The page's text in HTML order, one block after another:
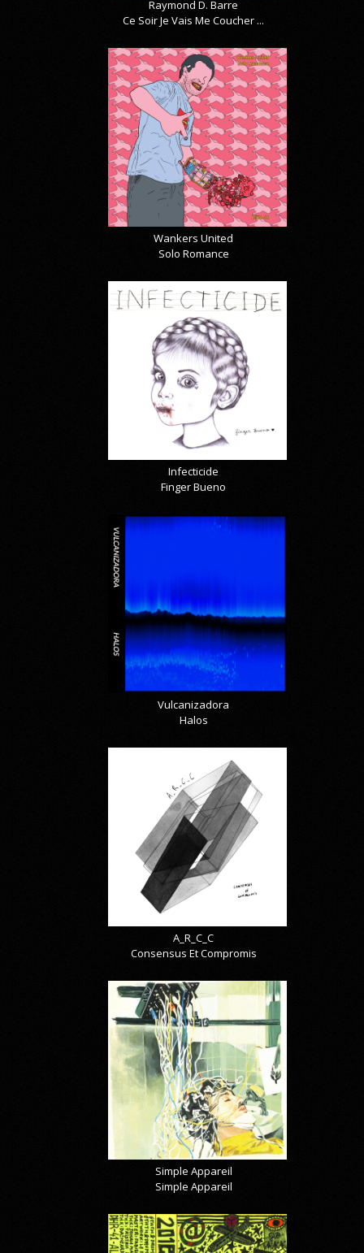
Raymond D. Barre
Ce Soir Je Vais Me Coucher ...
Wankers United
Solo Romance
Infecticide
Finger Bueno
Vulcanizadora
Halos
A_R_C_C
Consensus Et Compromis
Simple Appareil
Simple Appareil